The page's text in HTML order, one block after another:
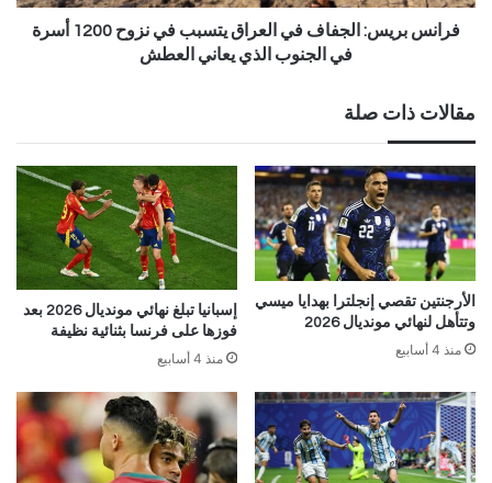
فرانس بريس: الجفاف في العراق يتسبب في نزوح 1200 أسرة
في الجنوب الذي يعاني العطش
مقالات ذات صلة
الأرجنتين تقصي إنجلترا بهدايا ميسي
وتتأهل لنهائي مونديال 2026
منذ 4 أسابيع
إسبانيا تبلغ نهائي مونديال 2026 بعد
فوزها على فرنسا بثنائية نظيفة
منذ 4 أسابيع